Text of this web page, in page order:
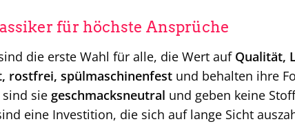
für höchste Ansprüche
die erste Wahl für alle, die Wert auf Qualität,
rostfrei, spülmaschinenfestund behalten ihre
sie geschmacksneutral und geben keine
eine Investition, die sich auf lange Sicht